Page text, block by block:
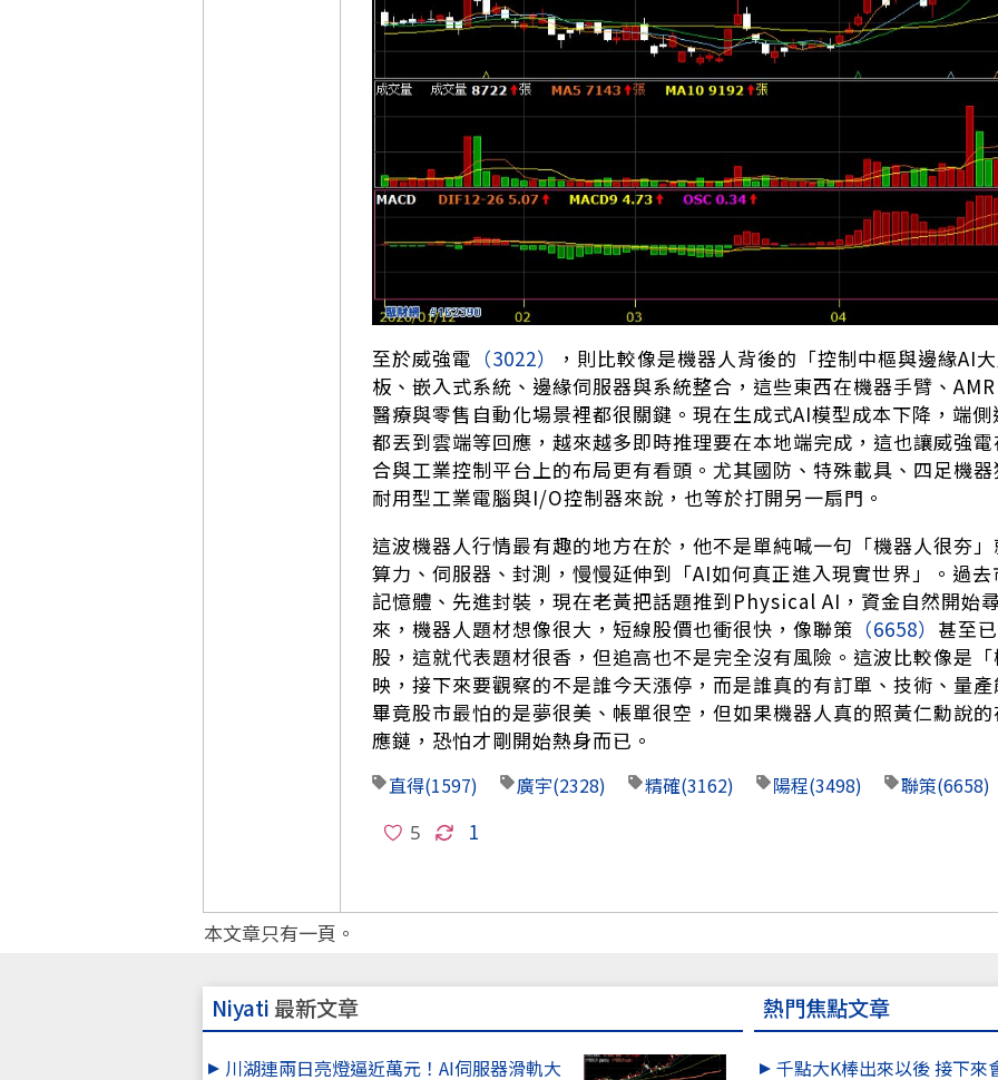
至於威強電 （3022）
，則比較像是機器人背後的「控制中樞與邊緣AI
板、嵌入式系統、邊緣伺服器與系統整合，這些東西在機器手臂、
醫療與零售自動化場景裡都很關鍵。現在生成式AI模型成本下降，端
都丟到雲端等回應，越來越多即時推理要在本地端完成，這也讓威強
合與工業控制平台上的布局更有看頭。尤其國防、特殊載具、四足機
耐用型工業電腦與I/O控制器來說，也等於打開另一扇門。
這波機器人行情最有趣的地方在於，他不是單純喊一句「機器人很夯
算力、伺服器、封測，慢慢延伸到「AI如何真正進入現實世界」。過
記憶體、先進封裝，現在老黃把話題推到Physical AI，資金自然開始
來，機器人題材想像很大，短線股價也衝很快，像聯策 （6658） 甚至
股，這就代表題材很香，但追高也不是完全沒有風險。這波比較像是
映，接下來要觀察的不是誰今天漲停，而是誰真的有訂單、技術、量
畢竟股市最怕的是夢很美、帳單很空，但如果機器人真的照黃仁勳說
應鏈，恐怕才剛開始熱身而已。
直得(1597) 廣宇(2328) 精確(3162) 陽程(3498) 聯策(6658)
1
本文章只有一頁。
Niyati最新文章
川湖連兩日亮燈逼近萬元！AI伺服器滑軌大
熱門焦點文章
千點大K棒出來以後 接下來